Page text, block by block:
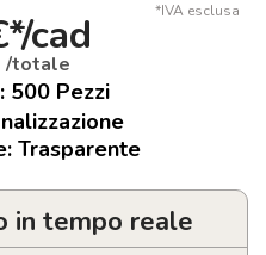
*IVA esclusa
cad
/totale
500 Pezzi
Trasparente
in tempo reale